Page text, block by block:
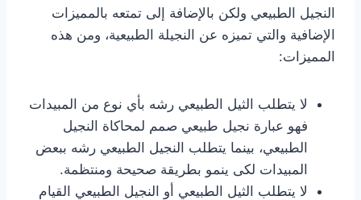
النجيل الطبيعي ولكن بالإضافة إلى تمتعه بالمميزات
الإضافية والتي تميزه عن النجيلة الطبيعية، ومن هذه
المميزات:
لا يتطلب الثيل الطبيعي رشه بأي نوع من المبيدات
فهو عبارة نجيل طبيعي صمم لمحاكاة النجيل
الطبيعي، بينما يتطلب النجيل الطبيعي رشه ببعض
المبيدات لكى ينمو بطريقة صحيحة ومنتظمة.
لا يتطلب الثيل الطبيعي أو النجيل الطبيعي القيام